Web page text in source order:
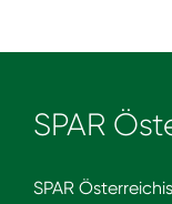
SPAR
SPAR